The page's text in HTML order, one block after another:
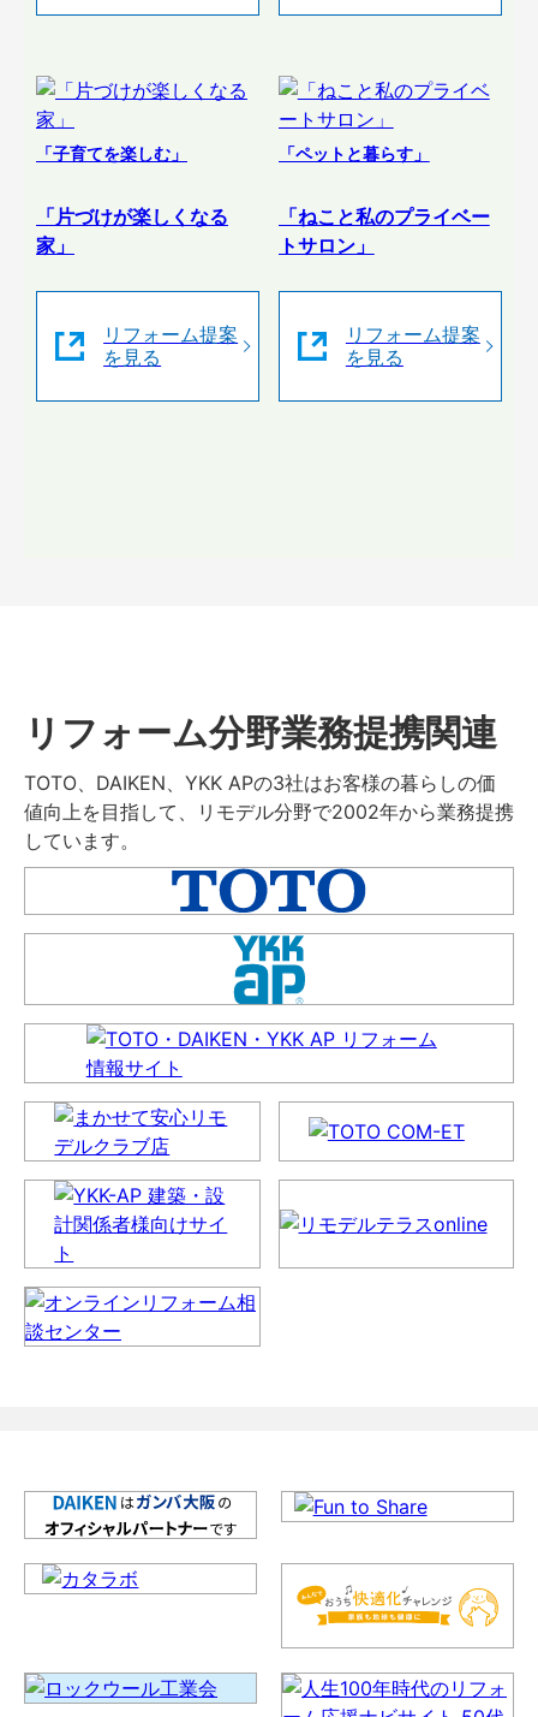
「子育てを楽しむ」
「片づけが楽しくなる
家」
リフォーム提案
を見る
「ペットと暮らす」
「ねこと私のプライベー
トサロン」
リフォーム提案
を見る
リフォーム分野業務提携関連
TOTO、DAIKEN、YKK APの3社はお客様の暮らしの価
値向上を目指して、リモデル分野で2002年から業務提携
しています。